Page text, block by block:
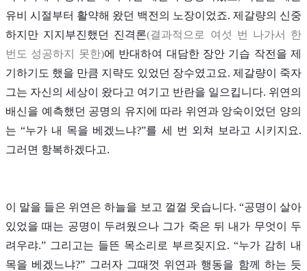
유비 시절부터 활약해 왔던 백전의 노장이었죠. 제갈량의 신중
하지만 지지부진했던 진격론(결과적으로 여섯 번 나가서 한
번도 성공하지 못한)에 반대하여 대담한 장안 기습 작전을 제
기하기도 했을 만큼 지략도 있었던 장수였고요. 제갈량이 죽자
그는 자신의 세상이 왔다고 여기고 반란을 일으킵니다. 위연의
배신을 예측했던 공명의 유지에 따라 위연과 앙숙이었던 양의
는 “누가 내 목을 베겠느냐?”를 세 번 외쳐 보라고 시키지요.
그러면 항복하겠다고.
이 말을 들은 위연은 하늘을 보고 껄껄 웃습니다. “공명이 살아
있었을 때는 공명이 두려웠으나 그가 죽은 뒤 내가 무엇이 두
려우랴.” 그리고는 들뜬 목소리로 부르짖지요. “누가 감히 내
목을 베겠느냐?” 그러자 그때껏 위연과 행동을 함께 하는 듯